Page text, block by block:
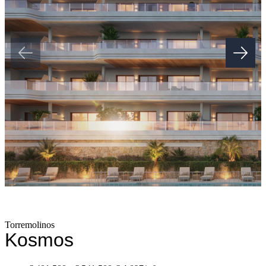
swimming lane. It also counts with an outdoor children's play ‌area,
‌an ‌outdoor ‌fitness ‌area ‌and a fully equipped ‌Txoco area with an
outdoor ‌BBQ ‌and ‌a kitchen equipped ‌with a refrigerator, ‌ceramic
‌hob ‌and ‌a ‌bluetooth ‌speaker ‌installation.
Torremolinos
Kosmos